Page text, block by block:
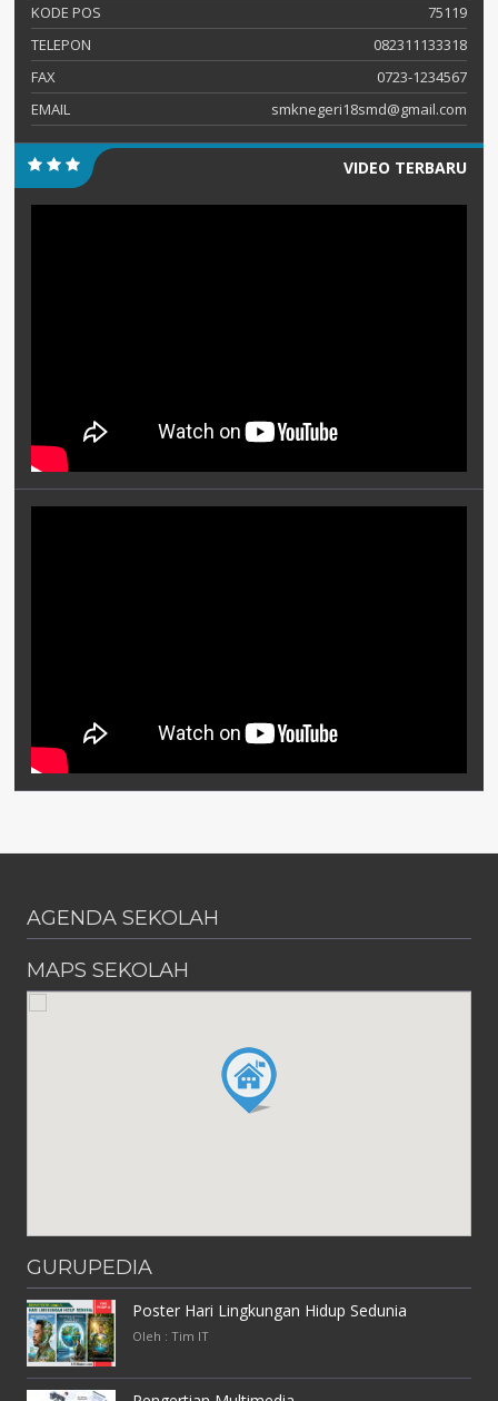
KODE POS
75119
TELEPON
082311133318
FAX
0723-1234567
EMAIL
smknegeri18smd@gmail.com
VIDEO TERBARU
AGENDA SEKOLAH
MAPS SEKOLAH
GURUPEDIA
Poster Hari Lingkungan Hidup Sedunia
Oleh : Tim IT